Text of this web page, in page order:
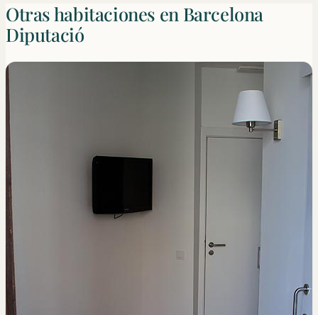
Otras habitaciones en Barcelona
Diputació